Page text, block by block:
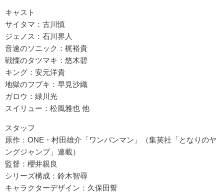
キャスト
サイタマ：古川慎
ジェノス：石川界人
音速のソニック：梶裕貴
戦慄のタツマキ：悠木碧
キング：安元洋貴
地獄のフブキ：早見沙織
ガロウ：緑川光
スイリュー：松風雅也 他
スタッフ
原作：ONE・村田雄介「ワンパンマン」（集英社「となりのヤ
ングジャンプ」連載）
監督：櫻井親良
シリーズ構成：鈴木智尋
キャラクターデザイン：久保田誓